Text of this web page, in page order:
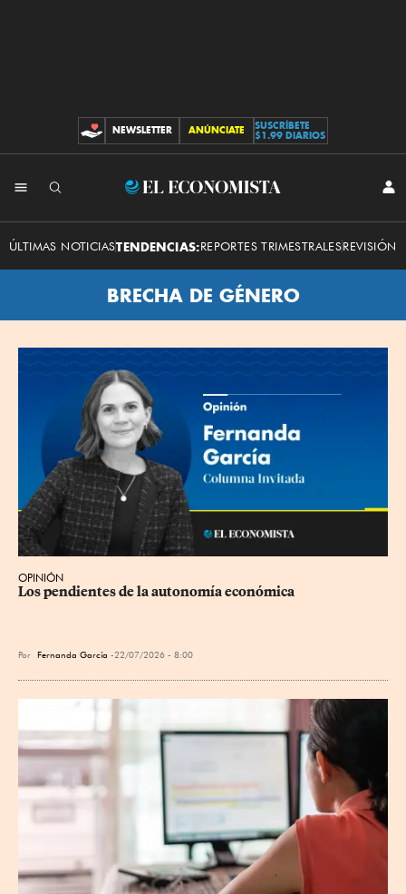
CONTRIBUCIONES
NEWSLETTER ANÚNCIATE
SUSCRÍBETE
$1.99 DIARIOS
El
Economista
ÚLTIMAS NOTICIASTENDENCIAS:REPORTES TRIMESTRALESREVISIÓN
BRECHA DE GÉNERO
OPINIÓN
Los pendientes de la autonomía económica
Por Fernanda García 22/07/2026 - 8:00